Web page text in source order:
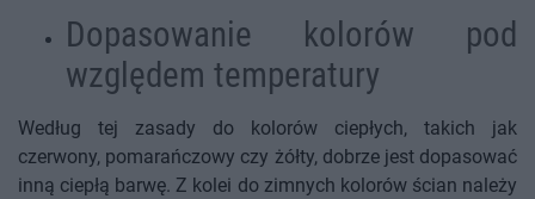
Dopasowanie kolorów pod
względem temperatury
Według tej zasady do kolorów ciepłych, takich jak
czerwony, pomarańczowy czy żółty, dobrze jest dopasować
inną ciepłą barwę. Z kolei do zimnych kolorów ścian należy